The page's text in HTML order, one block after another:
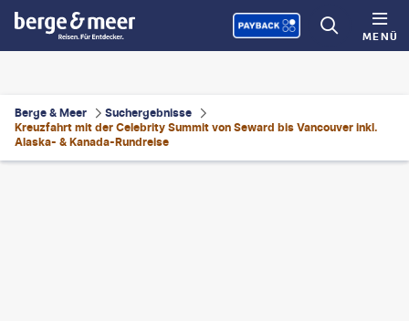
MENÜ
Berge & Meer
Suchergebnisse
Kreuzfahrt mit der Celebrity Summit von Seward bis Vancouver inkl.
Alaska- & Kanada-Rundreise